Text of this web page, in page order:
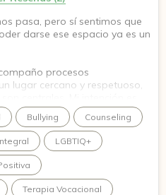
pasa, pero sí sentimos que
darse ese espacio ya es un
procesos
lugar cercano y respetuoso,
puedas sentirte en confianza,
juzgar y te acompañe a tu
espacio, va a ser un gusto
Bullying Counseling
LGBTIQ+
Terapia Vocacional